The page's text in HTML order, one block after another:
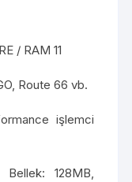
/ RAM 11
Route 66 vb.
işlemci
128MB,